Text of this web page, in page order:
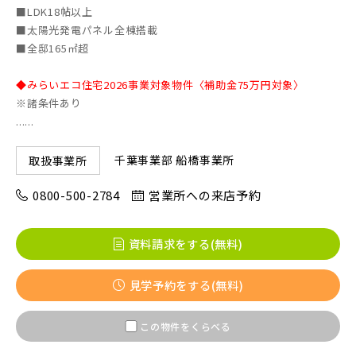
京成線
京成松戸線
京成本線
京成押上線
京成成田スカイアクセス線
京成千葉線
■LDK18帖以上
■太陽光発電パネル全棟搭載
■全邸165㎡超
◆みらいエコ住宅2026事業対象物件〈補助金75万円対象〉
※諸条件あり
......
取扱事業所 千葉事業部 船橋事業所
0800-500-2784 営業所への来店予約
資料請求をする(無料)
見学予約をする(無料)
この物件をくらべる